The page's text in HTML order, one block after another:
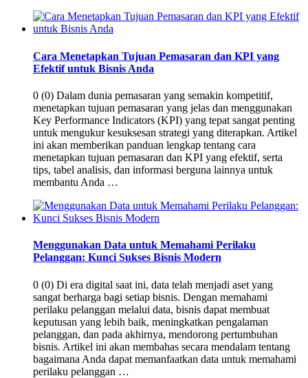
Cara Menetapkan Tujuan Pemasaran dan KPI yang
Efektif untuk Bisnis Anda
0 (0) Dalam dunia pemasaran yang semakin kompetitif,
menetapkan tujuan pemasaran yang jelas dan menggunakan
Key Performance Indicators (KPI) yang tepat sangat penting
untuk mengukur kesuksesan strategi yang diterapkan. Artikel
ini akan memberikan panduan lengkap tentang cara
menetapkan tujuan pemasaran dan KPI yang efektif, serta
tips, tabel analisis, dan informasi berguna lainnya untuk
membantu Anda …
Menggunakan Data untuk Memahami Perilaku
Pelanggan: Kunci Sukses Bisnis Modern
0 (0) Di era digital saat ini, data telah menjadi aset yang
sangat berharga bagi setiap bisnis. Dengan memahami
perilaku pelanggan melalui data, bisnis dapat membuat
keputusan yang lebih baik, meningkatkan pengalaman
pelanggan, dan pada akhirnya, mendorong pertumbuhan
bisnis. Artikel ini akan membahas secara mendalam tentang
bagaimana Anda dapat memanfaatkan data untuk memahami
perilaku pelanggan …